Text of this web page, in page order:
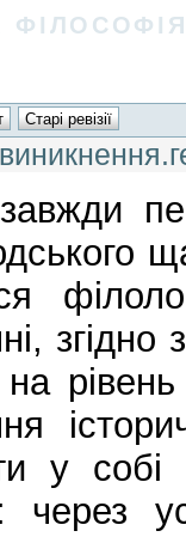
філософія
у